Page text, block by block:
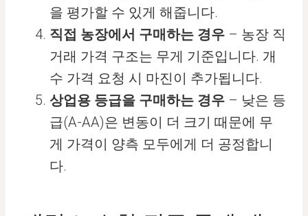
을 평가할 수 있게 해줍니다.
직접 농장에서 구매하는 경우 – 농장 직
거래 가격 구조는 무게 기준입니다. 개
수 가격 요청 시 마진이 추가됩니다.
상업용 등급을 구매하는 경우 – 낮은 등
급(A-AA)은 변동이 더 크기 때문에 무
게 가격이 양측 모두에게 더 공정합니
다.